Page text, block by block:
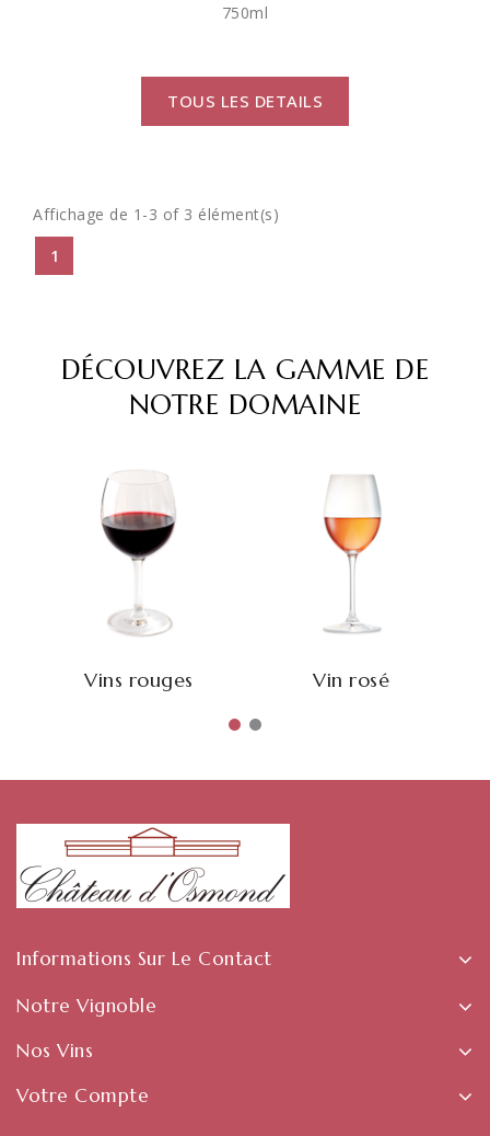
750ml
TOUS LES DETAILS
Affichage de 1-3 of 3 élément(s)
1
DÉCOUVREZ LA GAMME DE
NOTRE DOMAINE
Vins rouges Vin rosé
Informations Sur Le Contact
Notre Vignoble
Nos Vins
Votre Compte